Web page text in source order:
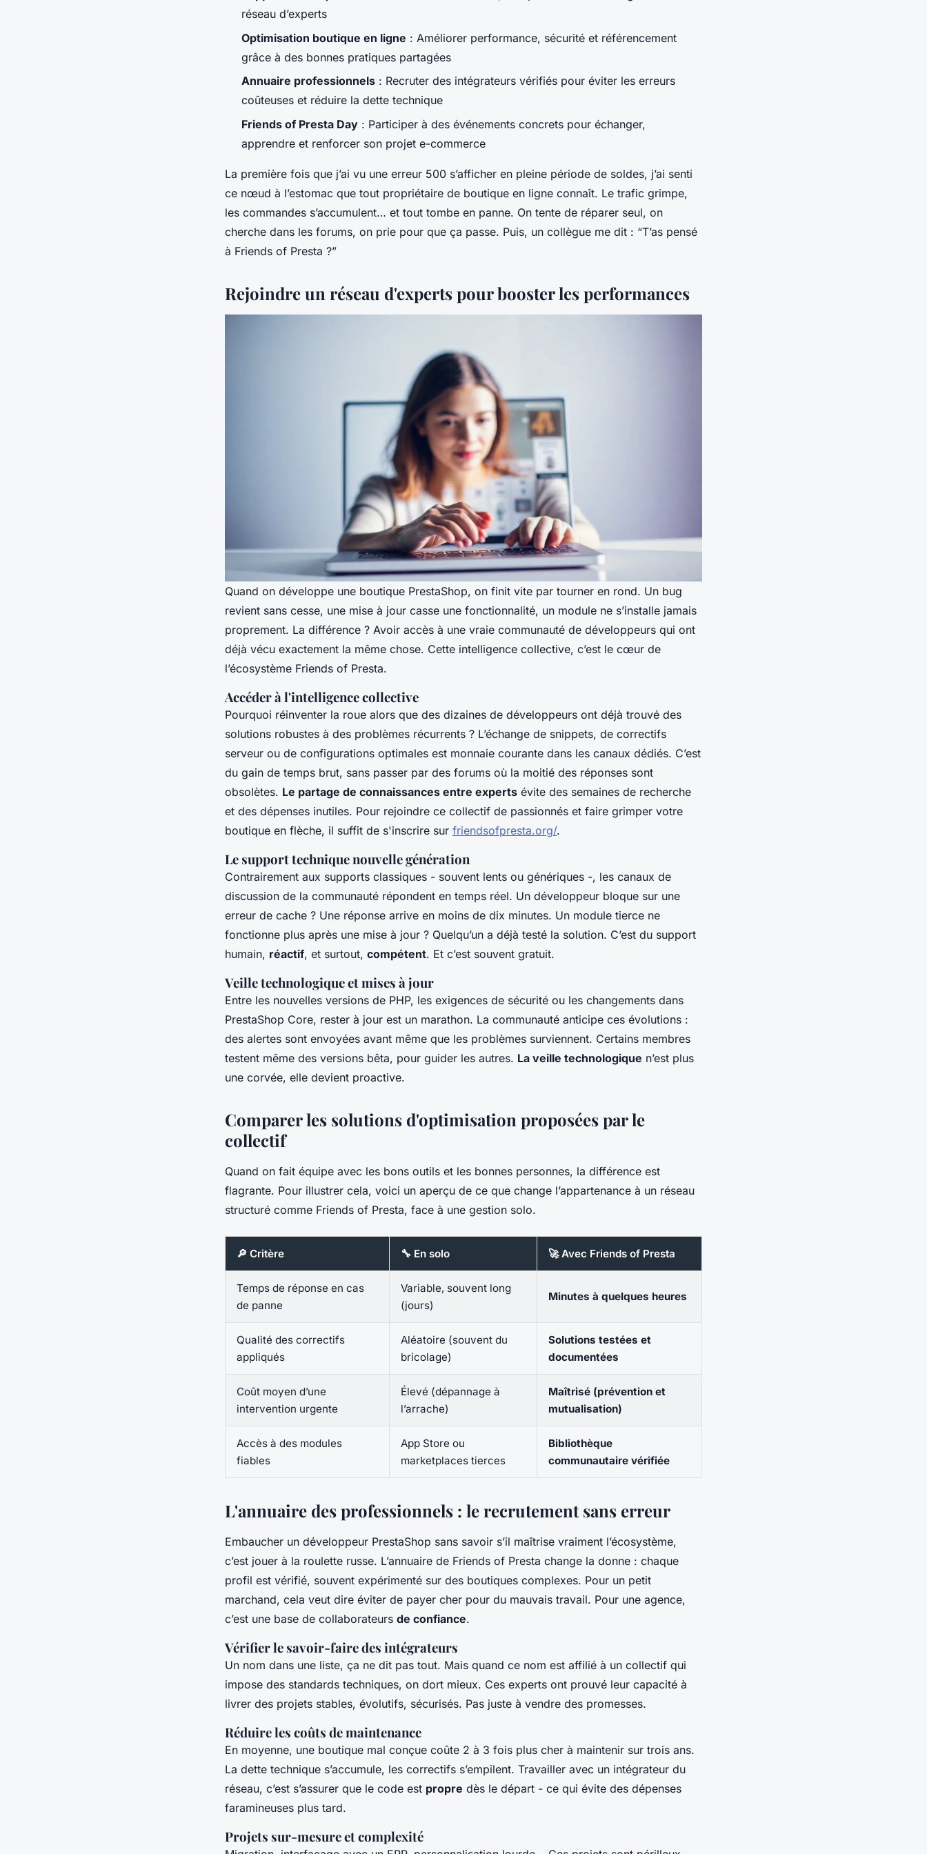
réseau d’experts
Optimisation boutique en ligne : Améliorer performance, sécurité et référencement
grâce à des bonnes pratiques partagées
Annuaire professionnels : Recruter des intégrateurs vérifiés pour éviter les erreurs
coûteuses et réduire la dette technique
Friends of Presta Day : Participer à des événements concrets pour échanger,
apprendre et renforcer son projet e-commerce
La première fois que j’ai vu une erreur 500 s’afficher en pleine période de soldes, j’ai senti
ce nœud à l’estomac que tout propriétaire de boutique en ligne connaît. Le trafic grimpe,
les commandes s’accumulent… et tout tombe en panne. On tente de réparer seul, on
cherche dans les forums, on prie pour que ça passe. Puis, un collègue me dit : “T’as pensé
à Friends of Presta ?”
Rejoindre un réseau d'experts pour booster les performances
Quand on développe une boutique PrestaShop, on finit vite par tourner en rond. Un bug
revient sans cesse, une mise à jour casse une fonctionnalité, un module ne s’installe jamais
proprement. La différence ? Avoir accès à une vraie communauté de développeurs qui ont
déjà vécu exactement la même chose. Cette intelligence collective, c’est le cœur de
l’écosystème Friends of Presta.
Accéder à l'intelligence collective
Pourquoi réinventer la roue alors que des dizaines de développeurs ont déjà trouvé des
solutions robustes à des problèmes récurrents ? L’échange de snippets, de correctifs
serveur ou de configurations optimales est monnaie courante dans les canaux dédiés. C’est
du gain de temps brut, sans passer par des forums où la moitié des réponses sont
obsolètes. Le partage de connaissances entre experts évite des semaines de recherche
et des dépenses inutiles. Pour rejoindre ce collectif de passionnés et faire grimper votre
boutique en flèche, il suffit de s'inscrire sur friendsofpresta.org/.
Le support technique nouvelle génération
Contrairement aux supports classiques - souvent lents ou génériques -, les canaux de
discussion de la communauté répondent en temps réel. Un développeur bloque sur une
erreur de cache ? Une réponse arrive en moins de dix minutes. Un module tierce ne
fonctionne plus après une mise à jour ? Quelqu’un a déjà testé la solution. C’est du support
humain, réactif, et surtout, compétent. Et c’est souvent gratuit.
Veille technologique et mises à jour
Entre les nouvelles versions de PHP, les exigences de sécurité ou les changements dans
PrestaShop Core, rester à jour est un marathon. La communauté anticipe ces évolutions :
des alertes sont envoyées avant même que les problèmes surviennent. Certains membres
testent même des versions bêta, pour guider les autres. La veille technologique n’est plus
une corvée, elle devient proactive.
Comparer les solutions d'optimisation proposées par le
collectif
Quand on fait équipe avec les bons outils et les bonnes personnes, la différence est
flagrante. Pour illustrer cela, voici un aperçu de ce que change l’appartenance à un réseau
structuré comme Friends of Presta, face à une gestion solo.
🔎 Critère 🔧 En solo 🚀 Avec Friends of Presta
Temps de réponse en cas
de panne
Variable, souvent long
(jours)
Minutes à quelques heures
Qualité des correctifs
appliqués
Aléatoire (souvent du
bricolage)
Solutions testées et
documentées
Coût moyen d’une
intervention urgente
Élevé (dépannage à
l’arrache)
Maîtrisé (prévention et
mutualisation)
Accès à des modules
fiables
App Store ou
marketplaces tierces
Bibliothèque
communautaire vérifiée
L'annuaire des professionnels : le recrutement sans erreur
Embaucher un développeur PrestaShop sans savoir s’il maîtrise vraiment l’écosystème,
c’est jouer à la roulette russe. L’annuaire de Friends of Presta change la donne : chaque
profil est vérifié, souvent expérimenté sur des boutiques complexes. Pour un petit
marchand, cela veut dire éviter de payer cher pour du mauvais travail. Pour une agence,
c’est une base de collaborateurs de confiance.
Vérifier le savoir-faire des intégrateurs
Un nom dans une liste, ça ne dit pas tout. Mais quand ce nom est affilié à un collectif qui
impose des standards techniques, on dort mieux. Ces experts ont prouvé leur capacité à
livrer des projets stables, évolutifs, sécurisés. Pas juste à vendre des promesses.
Réduire les coûts de maintenance
En moyenne, une boutique mal conçue coûte 2 à 3 fois plus cher à maintenir sur trois ans.
La dette technique s’accumule, les correctifs s’empilent. Travailler avec un intégrateur du
réseau, c’est s’assurer que le code est propre dès le départ - ce qui évite des dépenses
faramineuses plus tard.
Projets sur-mesure et complexité